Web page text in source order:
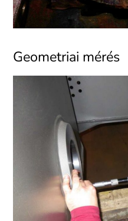
Geometriai mérés